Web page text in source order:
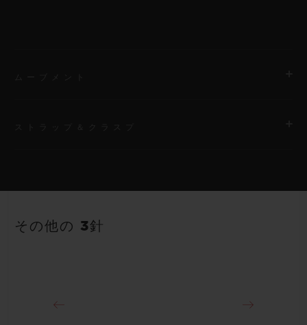
40時間
ストラップ
その他の 3針